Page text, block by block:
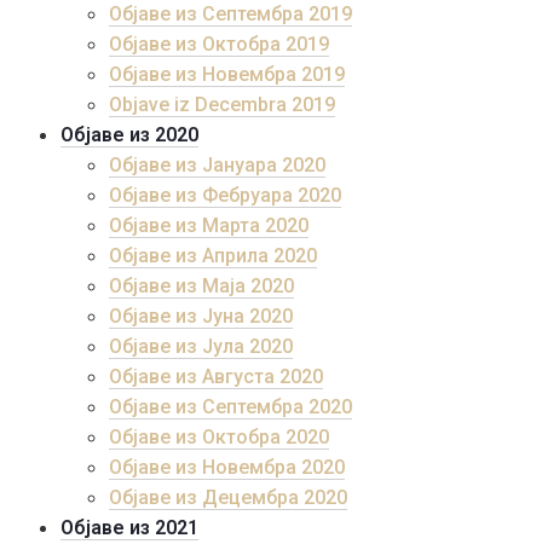
Објаве из Септембра 2019
Објаве из Октобра 2019
Објаве из Новембра 2019
Objave iz Decembra 2019
Објаве из 2020
Објаве из Јануара 2020
Објаве из Фебруара 2020
Објаве из Марта 2020
Објаве из Априла 2020
Објаве из Маја 2020
Објаве из Јуна 2020
Објаве из Јула 2020
Објаве из Августа 2020
Објаве из Септембра 2020
Објаве из Октобра 2020
Објаве из Новембра 2020
Објаве из Децембра 2020
Објаве из 2021